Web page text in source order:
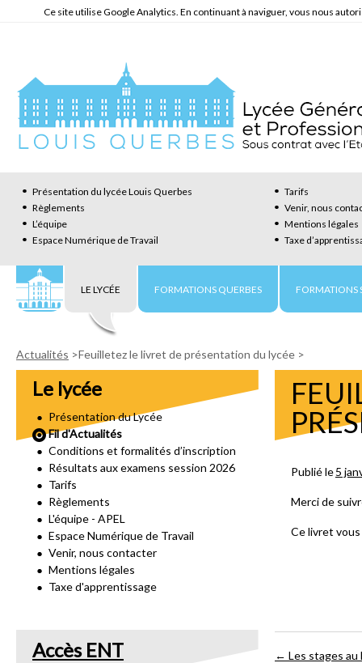
Ce site utilise Google Analytics. En continuant à naviguer, vous nous
LE LYCÉE
Présentation du lycée Louis Querbes
Tarifs
Règlements
Venir, nous
L’équipe
Mentions légales
Espace Numérique de Travail
Taxe
FORMATIONS QUERBES FORMATIONS
Actualités >Feuilletez le livret de présentation du lycée >
Le lycée
Présentation du Lycée
Fil d'Actualités
Conditions et formalités d’inscription
Résultats aux examens session 2026
Tarifs
Règlements
L'équipe - APEL
Espace Numérique de Travail
Venir, nous contacter
Mentions légales
Taxe d'apprentissage
Accès ENT
Publié le5
Merci de
Ce livret
← Les stages